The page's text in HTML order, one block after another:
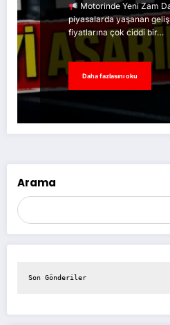
Motorinde Yeni Zam
piyasalarda yaşanan
fiyatlarına çok ciddi bir…
Daha fazlasını oku
Arama
Son Gönderiler